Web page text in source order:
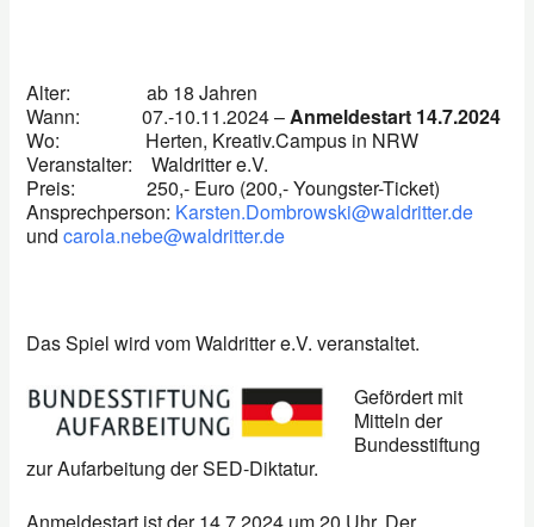
Alter: ab 18 Jahren
Wann: 07.-10.11.2024 –Anmeldestart 14.7.2024
Wo: Herten, Kreativ.Campus in NRW
Veranstalter: Waldritter e.V.
Preis:250,- Euro (200,- Youngster-Ticket)
Ansprechperson: Karsten.Dombrowski@waldritter.de
undcarola.nebe@waldritter.de
Das Spiel wird vom Waldritter e.V. veranstaltet.
Gefördert mit
Mitteln der
Bundesstiftung
zur Aufarbeitung der SED-Diktatur.